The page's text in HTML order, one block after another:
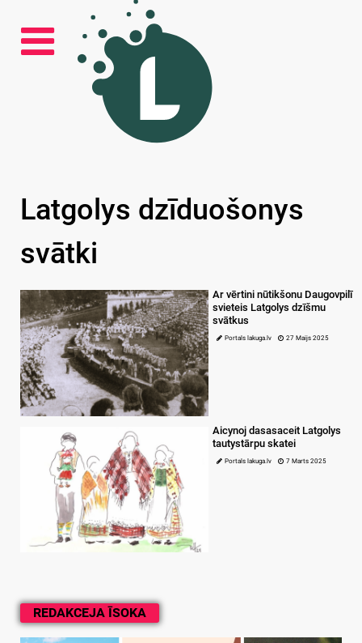
REDAKCEJA ĪSOKA
Latgolys dzīduošonys
svātki
Ar vērtini nūtikšonu Daugovpilī
svieteis Latgolys dzīšmu
svātkus
Portals lakuga.lv 27 Maijs 2025
Aicynoj dasasaceit Latgolys
tautystārpu skatei
Portals lakuga.lv 7 Marts 2025